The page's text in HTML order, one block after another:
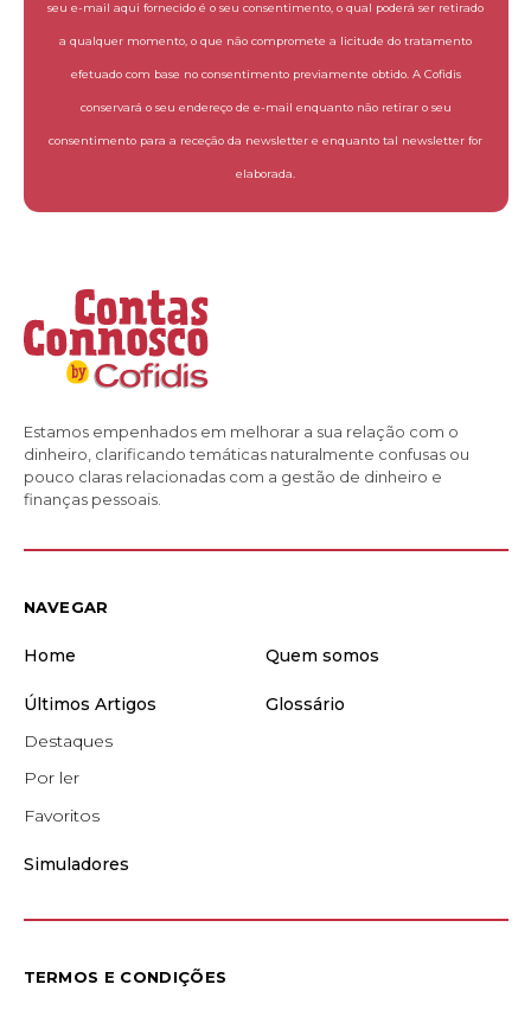
seu e-mail aqui fornecido é o seu consentimento, o qual poderá ser retirado
a qualquer momento, o que não compromete a licitude do tratamento
efetuado com base no consentimento previamente obtido. A Cofidis
conservará o seu endereço de e-mail enquanto não retirar o seu
consentimento para a receção da newsletter e enquanto tal newsletter for
elaborada.
Estamos empenhados em melhorar a sua relação com o
dinheiro, clarificando temáticas naturalmente confusas ou
pouco claras relacionadas com a gestão de dinheiro e
finanças pessoais.
NAVEGAR
Home Quem somos
Últimos Artigos
Destaques
Por ler
Favoritos
Glossário
Simuladores
TERMOS E CONDIÇÕES